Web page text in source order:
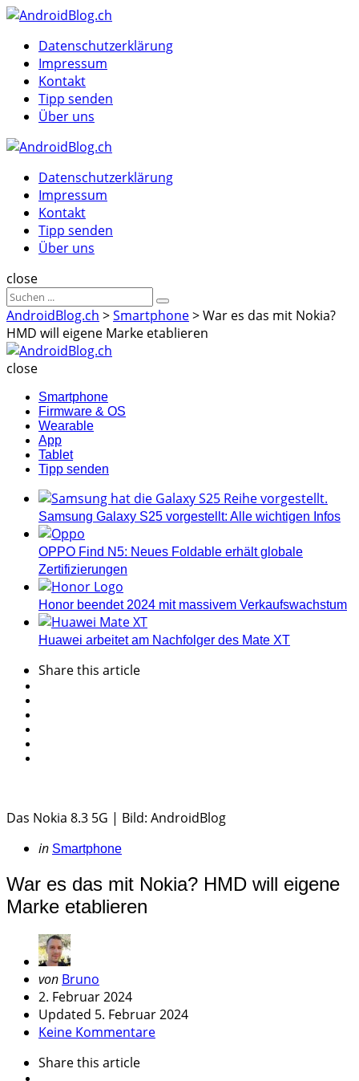
Menu
MenuDatenschutzerklärung
Impressum
Kontakt
Tipp senden
Über uns
Datenschutzerklärung
Impressum
Kontakt
Tipp senden
Über uns
Suche
close
Sucheergebnisse
für
Suche
AndroidBlog.ch >Smartphone>War es das mit Nokia?
HMD will eigene Marke etablieren
close
Smartphone
Firmware & OS
Wearable
App
Tablet
Tipp senden
Samsung Galaxy S25 vorgestellt: Alle wichtigen Infos
OPPO Find N5: Neues Foldable erhält globale
Zertifizierungen
Honor beendet 2024 mit massivem Verkaufswachstum
Huawei arbeitet am Nachfolger des Mate XT
Sharethis article
Das Nokia 8.3 5G | Bild: AndroidBlog
Categories
Posted
in Smartphone
War es das mit Nokia? HMD will eigene
Marke etablieren
Geschrieben
von
von Bruno
2. Februar 2024
Updated 5. Februar 2024
Keine Kommentare
Sharethis article